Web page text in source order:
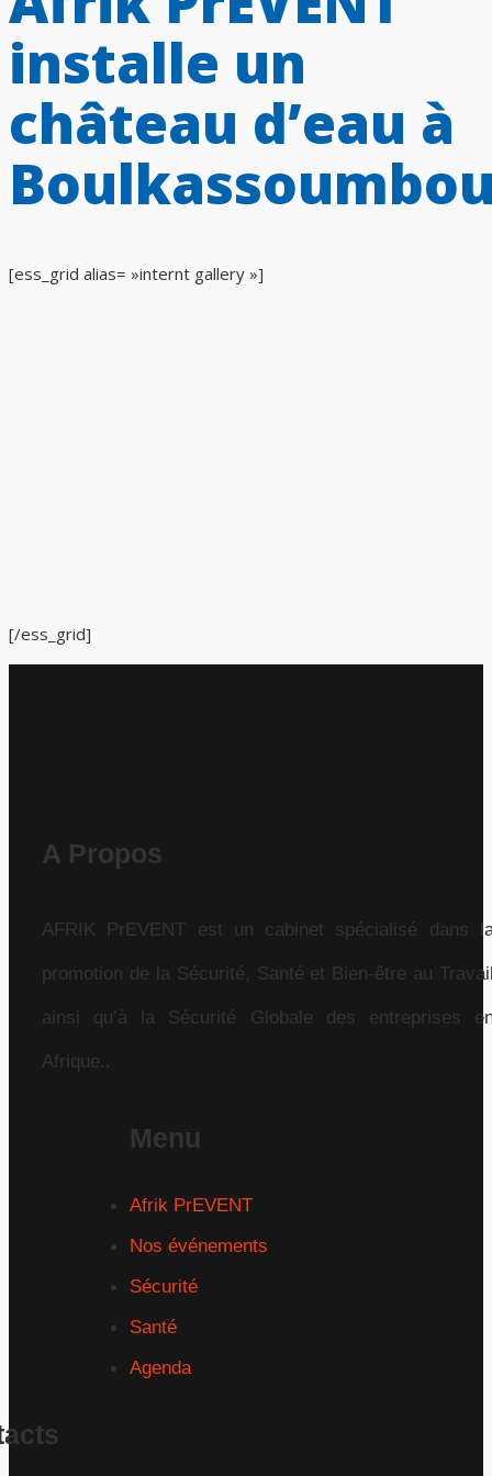
installe un
château d’eau à
[ess_grid alias= »internt gallery »]
[/ess_grid]
A Propos
AFRIK PrEVENT est un cabinet spécialisé dans
promotion de la Sécurité, Santé et Bien-être au
ainsi qu’à la Sécurité Globale des entreprises
Afrique..
Menu
Afrik PrEVENT
Nos événements
Sécurité
Santé
Agenda